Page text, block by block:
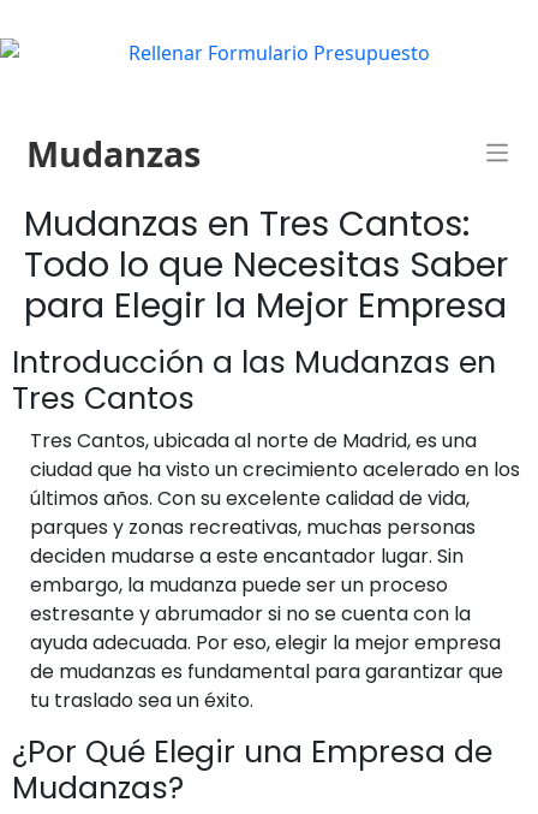
Mudanzas
Mudanzas en Tres Cantos:
Todo lo que Necesitas Saber
para Elegir la Mejor Empresa
Introducción a las Mudanzas en
Tres Cantos
Tres Cantos, ubicada al norte de Madrid, es una
ciudad que ha visto un crecimiento acelerado en los
últimos años. Con su excelente calidad de vida,
parques y zonas recreativas, muchas personas
deciden mudarse a este encantador lugar. Sin
embargo, la mudanza puede ser un proceso
estresante y abrumador si no se cuenta con la
ayuda adecuada. Por eso, elegir la mejor empresa
de mudanzas es fundamental para garantizar que
tu traslado sea un éxito.
¿Por Qué Elegir una Empresa de
Mudanzas?